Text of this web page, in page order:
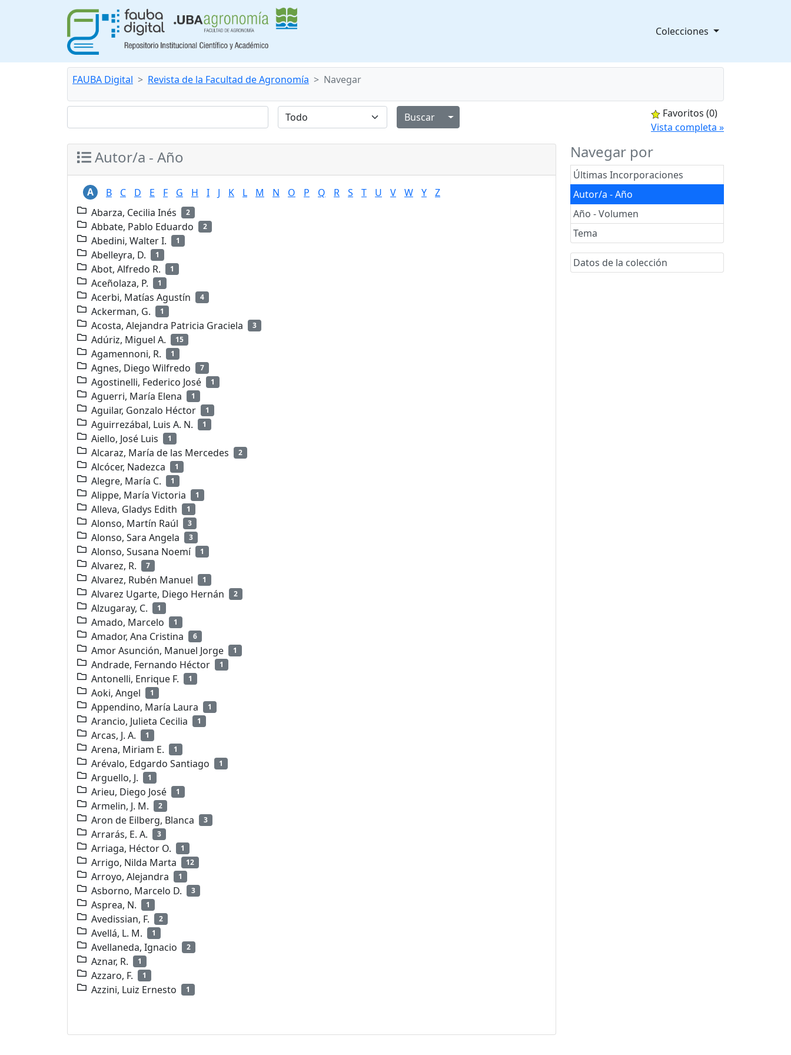
Colecciones
FAUBA Digital Revista de la Facultad de Agronomía Navegar
Alternar menú desplegable
Favoritos (0)
Vista completa »
Navegar por
Últimas Incorporaciones
Autor/a - Año
Año - Volumen
Tema
Datos de la colección
Autor/a - Año
A B C D E F G H I J K L M N O P Q R S T U V W Y
Z
Abarza, Cecilia Inés
2
Abbate, Pablo Eduardo 2
Abedini, Walter I. 1
Abelleyra, D. 1
Abot, Alfredo R. 1
Aceñolaza, P. 1
Acerbi, Matías Agustín 4
Ackerman, G. 1
Acosta, Alejandra Patricia Graciela 3
Adúriz, Miguel A. 15
Agamennoni, R. 1
Agnes, Diego Wilfredo 7
Agostinelli, Federico José 1
Aguerri, María Elena 1
Aguilar, Gonzalo Héctor 1
Aguirrezábal, Luis A. N. 1
Aiello, José Luis 1
Alcaraz, María de las Mercedes 2
Alcócer, Nadezca 1
Alegre, María C. 1
Alippe, María Victoria 1
Alleva, Gladys Edith 1
Alonso, Martín Raúl 3
Alonso, Sara Angela 3
Alonso, Susana Noemí 1
Alvarez, R. 7
Alvarez, Rubén Manuel 1
Alvarez Ugarte, Diego Hernán 2
Alzugaray, C. 1
Amado, Marcelo 1
Amador, Ana Cristina 6
Amor Asunción, Manuel Jorge 1
Andrade, Fernando Héctor 1
Antonelli, Enrique F. 1
Aoki, Angel 1
Appendino, María Laura 1
Arancio, Julieta Cecilia 1
Arcas, J. A. 1
Arena, Miriam E. 1
Arévalo, Edgardo Santiago 1
Arguello, J. 1
Arieu, Diego José 1
Armelin, J. M. 2
Aron de Eilberg, Blanca 3
Arrarás, E. A. 3
Arriaga, Héctor O. 1
Arrigo, Nilda Marta 12
Arroyo, Alejandra 1
Asborno, Marcelo D. 3
Asprea, N. 1
Avedissian, F. 2
Avellá, L. M. 1
Avellaneda, Ignacio 2
Aznar, R. 1
Azzaro, F. 1
Azzini, Luiz Ernesto 1